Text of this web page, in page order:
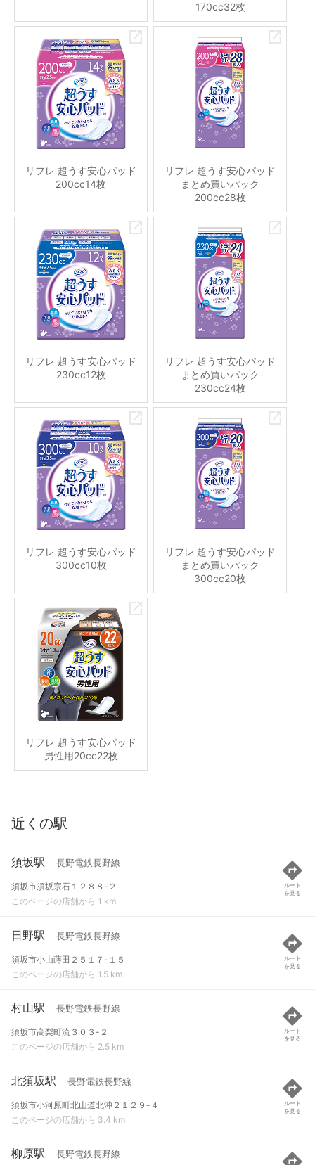
170cc32枚
リフレ 超うす安心パッド
200cc14枚
リフレ 超うす安心パッド
まとめ買いパック
200cc28枚
リフレ 超うす安心パッド
230cc12枚
リフレ 超うす安心パッド
まとめ買いパック
230cc24枚
リフレ 超うす安心パッド
300cc10枚
リフレ 超うす安心パッド
まとめ買いパック
300cc20枚
リフレ 超うす安心パッド
男性用20cc22枚
近くの駅
須坂駅 長野電鉄長野線
須坂市須坂宗石１２８８-２
このページの店舗から 1 km
ルート
を見る
日野駅 長野電鉄長野線
須坂市小山蒔田２５１７-１５
このページの店舗から 1.5 km
ルート
を見る
村山駅 長野電鉄長野線
須坂市高梨町流３０３-２
このページの店舗から 2.5 km
ルート
を見る
北須坂駅 長野電鉄長野線
須坂市小河原町北山道北沖２１２９-４
このページの店舗から 3.4 km
ルート
を見る
柳原駅 長野電鉄長野線